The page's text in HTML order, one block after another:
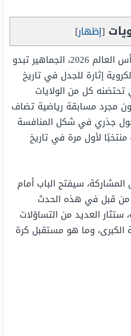
[إظهار]
أيام قليلة متبقية على انطلاق كأس العالم 2026، الجماهير تبدو
إثارة للجدل في تاريخ
تحتضنه كل من الولايات
مجرد مسابقة رياضية تضاف
جذري في شكل المنافسة
الكروية بعد اعتماد مشاركة الـ 48 منتخبًا لأول مرة في تاريخ
المشاركة، سيفتح الباب أمام
من قبل في هذه الحدث
ستثار العديد من التساؤلات
وما هو مستقبل كرة